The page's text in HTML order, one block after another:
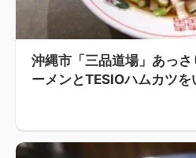
沖縄市「三品道場」あっ
ーメンとTESIOハムカツを